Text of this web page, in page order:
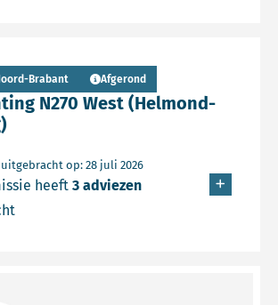
N270 West (Helmond-
Brabant Afgerond
op: 28 juli 2026
heeft 3 adviezen